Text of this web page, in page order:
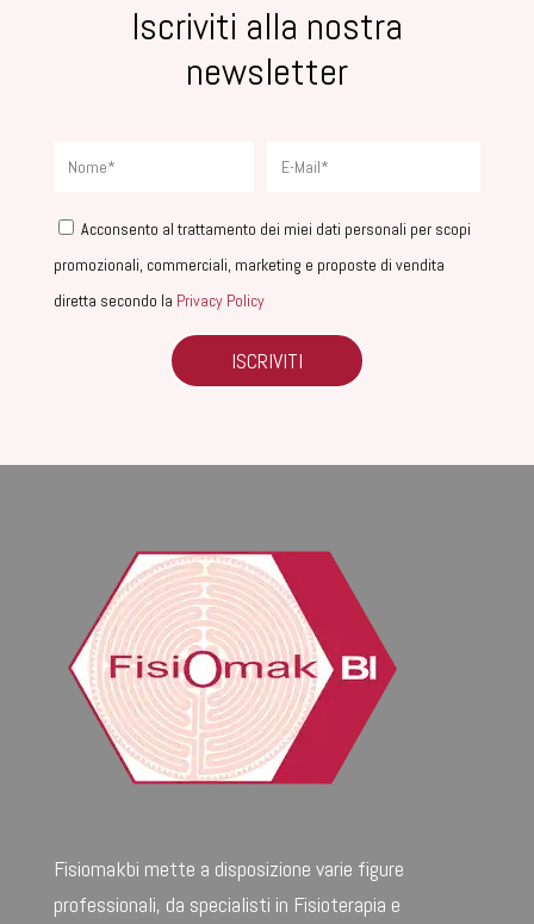
Iscriviti alla nostra
newsletter
Acconsento al trattamento dei miei dati personali per scopi
promozionali, commerciali, marketing e proposte di vendita
diretta secondo la Privacy Policy
Fisiomakbi mette a disposizione varie figure
professionali, da specialisti in Fisioterapia e